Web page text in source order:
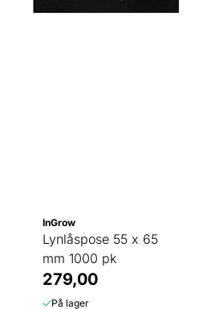
InGrow
Lynlåspose 55 x 65
mm 1000 pk
279,00
På lager